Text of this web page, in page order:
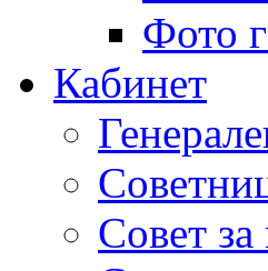
Фото
Кабинет
Совет